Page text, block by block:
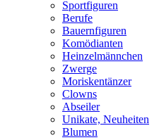
Sportfiguren
Berufe
Bauernfiguren
Komödianten
Heinzelmännchen
Zwerge
Moriskentänzer
Clowns
Abseiler
Unikate, Neuheiten
Blumen